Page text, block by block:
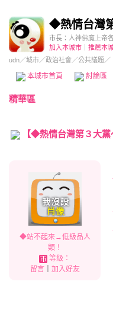
◆熱情台灣
市長： 人神佛魔上帝
加入本城市
推薦本
udn／城市／政治社會 ／公共議題 ／
本城市首頁 討論區
精華區
【◆熱情台灣第３大
◆站不起來→低級品人
類！
等級：
留言｜ 加入好友